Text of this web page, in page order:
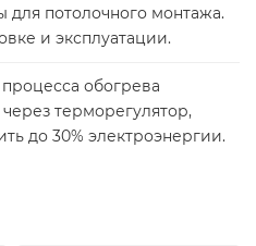
потолочного монтажа.
и эксплуатации.
обогрева
терморегулятор,
до 30% электроэнергии.